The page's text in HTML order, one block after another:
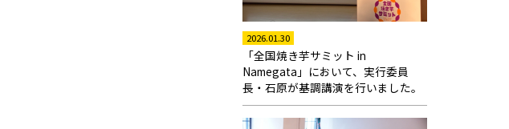
2026.01.30
「全国焼き芋サミット in
Namegata」において、実行委員
長・石原が基調講演を行いました。